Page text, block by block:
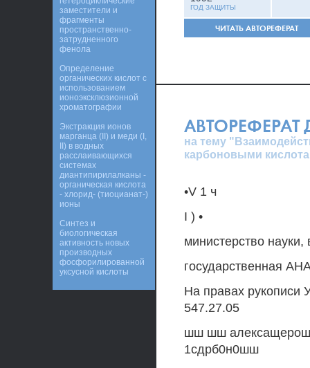
ГОД ЗАЩИТЫ
ЧИТАТЬ АВТОРЕФЕРАТ
АВТОРЕФЕРАТ
на тему
карбоновыми
•V 1 ч
I ) •
министерство
государственная
На правах рукописи
547.27.05
шш шш
1сдрб0н0шш
заместители и
фрагменты
пространственно-
затрудненного
фенола
Определение
органических кислот с
использованием
ионоэксклюзионной
хроматографии
Экстракция ионов
марганца (II) и меди (I,
II) в водных
расслаивающихся
системах
диантипирилалканы -
органическая кислота
- хлорид- (тиоцианат-)
ионы
Синтез и
биологическая
активность новых
производных
фосфорилированной
уксусной кислоты